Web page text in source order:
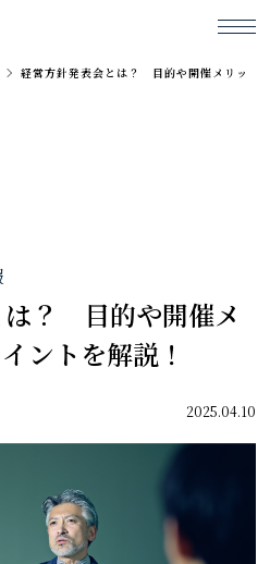
経営方針発表会とは？ 目的や開催メリッ
は？ 目的や開催メ
ントを解説！
2025.04.10